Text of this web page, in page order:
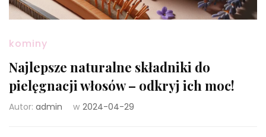
kominy
Najlepsze naturalne składniki do
pielęgnacji włosów – odkryj ich moc!
Autor: admin w 2024-04-29